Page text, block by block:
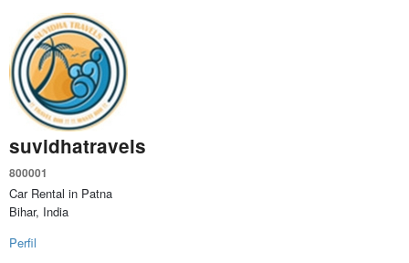
suvidhatravels
800001
Car Rental in Patna
Bihar, India
Perfil